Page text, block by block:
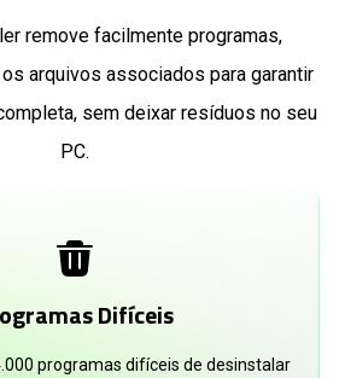
remove facilmente programas,
arquivos associados para garantir
sem deixar resíduos no seu
PC.
Difíceis
programas difíceis de desinstalar